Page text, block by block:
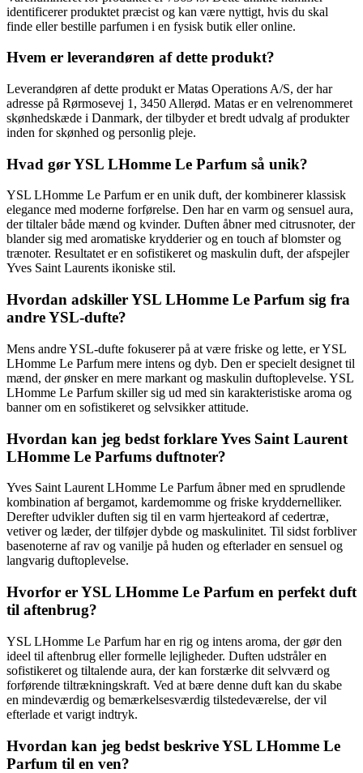
identificerer produktet præcist og kan være nyttigt, hvis du skal
finde eller bestille parfumen i en fysisk butik eller online.
Hvem er leverandøren af dette produkt?
Leverandøren af dette produkt er Matas Operations A/S, der har
adresse på Rørmosevej 1, 3450 Allerød. Matas er en velrenommeret
skønhedskæde i Danmark, der tilbyder et bredt udvalg af produkter
inden for skønhed og personlig pleje.
Hvad gør YSL LHomme Le Parfum så unik?
YSL LHomme Le Parfum er en unik duft, der kombinerer klassisk
elegance med moderne forførelse. Den har en varm og sensuel aura,
der tiltaler både mænd og kvinder. Duften åbner med citrusnoter, der
blander sig med aromatiske krydderier og en touch af blomster og
trænoter. Resultatet er en sofistikeret og maskulin duft, der afspejler
Yves Saint Laurents ikoniske stil.
Hvordan adskiller YSL LHomme Le Parfum sig fra
andre YSL-dufte?
Mens andre YSL-dufte fokuserer på at være friske og lette, er YSL
LHomme Le Parfum mere intens og dyb. Den er specielt designet til
mænd, der ønsker en mere markant og maskulin duftoplevelse. YSL
LHomme Le Parfum skiller sig ud med sin karakteristiske aroma og
banner om en sofistikeret og selvsikker attitude.
Hvordan kan jeg bedst forklare Yves Saint Laurent
LHomme Le Parfums duftnoter?
Yves Saint Laurent LHomme Le Parfum åbner med en sprudlende
kombination af bergamot, kardemomme og friske kryddernelliker.
Derefter udvikler duften sig til en varm hjerteakord af cedertræ,
vetiver og læder, der tilføjer dybde og maskulinitet. Til sidst forbliver
basenoterne af rav og vanilje på huden og efterlader en sensuel og
langvarig duftoplevelse.
Hvorfor er YSL LHomme Le Parfum en perfekt duft
til aftenbrug?
YSL LHomme Le Parfum har en rig og intens aroma, der gør den
ideel til aftenbrug eller formelle lejligheder. Duften udstråler en
sofistikeret og tiltalende aura, der kan forstærke dit selvværd og
forførende tiltrækningskraft. Ved at bære denne duft kan du skabe
en mindeværdig og bemærkelsesværdig tilstedeværelse, der vil
efterlade et varigt indtryk.
Hvordan kan jeg bedst beskrive YSL LHomme Le
Parfum til en ven?